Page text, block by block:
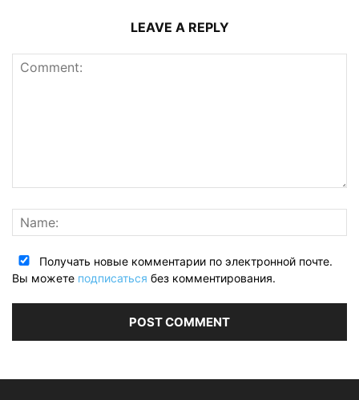
LEAVE A REPLY
Получать новые комментарии по электронной почте.
Вы можете подписаться без комментирования.